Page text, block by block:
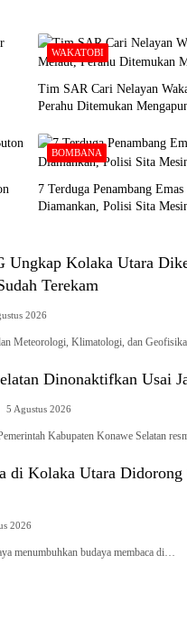
WAKATOBI
Tim SAR Cari Nelayan
Perahu Ditemukan
BOMBANA
7 Terduga Penambang
Diamankan, Polisi Sita
Ungkap Kolaka Utara
Terekam
2026
Meteorologi, Klimatologi, dan
Dinonaktifkan Usai
5 Agustus 2026
Kabupaten Konawe Selatan
di Kolaka Utara
2026
menumbuhkan budaya membaca di…